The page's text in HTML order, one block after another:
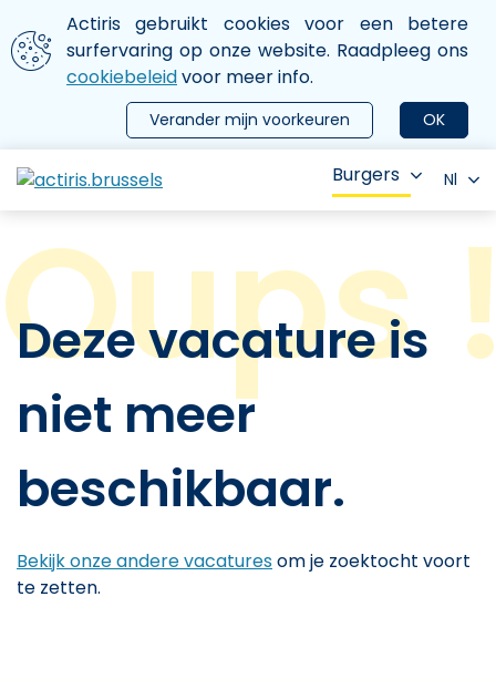
Aller au contenu principal
We gebruiken cookies
Actiris gebruikt cookies voor een betere
surfervaring op onze website. Raadpleeg ons
cookiebeleidvoor meer info.
OK
Verander mijn voorkeuren
le menu
Burgers Nl
Deze vacature is
niet meer
beschikbaar.
Bekijk onze andere vacaturesom je zoektocht voort
te zetten.